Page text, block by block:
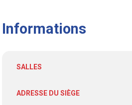
Informations
SALLES
ADRESSE DU SIÈGE